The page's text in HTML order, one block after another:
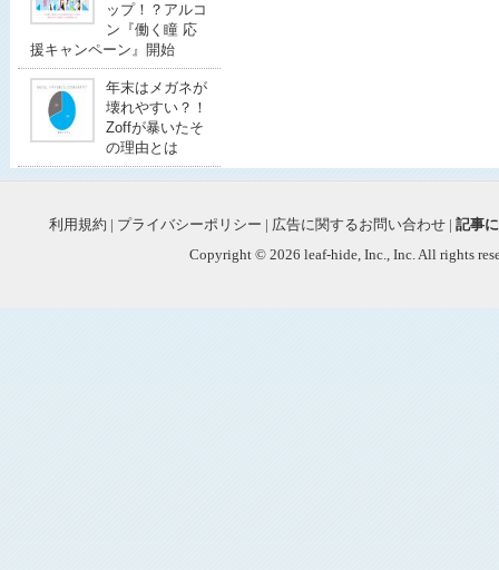
ップ！？アルコ
ン『働く瞳 応
援キャンペーン』開始
年末はメガネが
壊れやすい？！
Zoffが暴いたそ
の理由とは
利用規約 | プライバシーポリシー | 広告に関するお問い合わせ | 記事
Copyright © 2026 leaf-hide, Inc., Inc. All rights